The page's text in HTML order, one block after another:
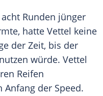
Runden jünger
hatte Vettel keine
der Zeit, bis der
würde. Vettel
Reifen
der Speed.